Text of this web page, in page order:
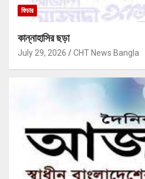
ফিচার
কান্নাহাসির ছড়া
July 29, 2026 CHT News Bangla